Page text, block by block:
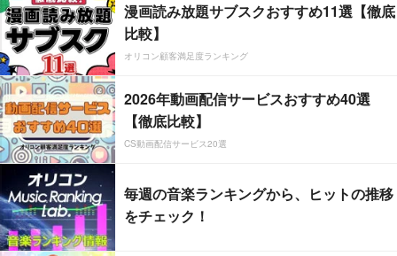
漫画読み放題サブスクおすすめ11選【徹底
比較】
オリコン顧客満足度ランキング
2026年動画配信サービスおすすめ40選
【徹底比較】
CS動画配信サービス20選
毎週の音楽ランキングから、ヒットの推移
をチェック！